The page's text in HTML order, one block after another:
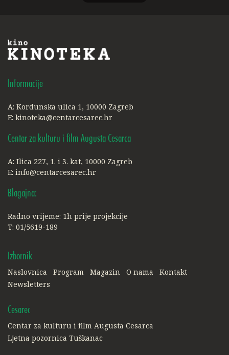
Informacije
A: Kordunska ulica 1, 10000 Zagreb
E: kinoteka@centarcesarec.hr
Centar za kulturu i film Augusta Cesarca
A: Ilica 227, 1. i 3. kat, 10000 Zagreb
E: info@centarcesarec.hr
Blagajna:
Radno vrijeme: 1h prije projekcije
T: 01/5619-189
Izbornik
Naslovnica Program Magazin O nama
Kontakt
Newsletters
Cesarec
Centar za kulturu i film Augusta Cesarca
Ljetna pozornica Tuškanac